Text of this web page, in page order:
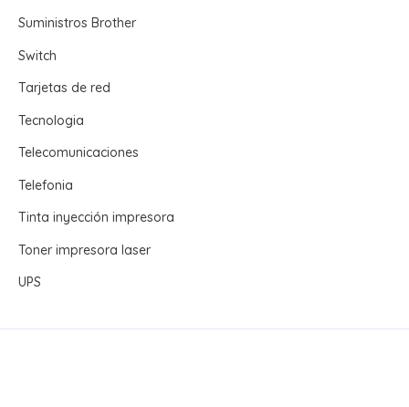
Suministros Brother
Switch
Tarjetas de red
Tecnologia
Telecomunicaciones
Telefonia
Tinta inyección impresora
Toner impresora laser
UPS